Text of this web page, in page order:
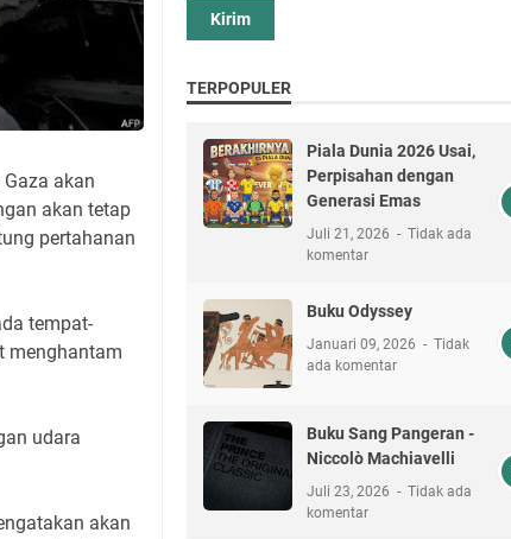
akan
akan tetap
pertahanan
tempat-
menghantam
udara
akan
TERPOPULER
Piala Dunia 2026 Usai,
Perpisahan dengan
Generasi Emas
Juli 21, 2026
Tidak ada
komentar
Buku Odyssey
Januari 09, 2026
Tidak
ada komentar
Buku Sang Pangeran -
Niccolò Machiavelli
Juli 23, 2026
Tidak ada
komentar